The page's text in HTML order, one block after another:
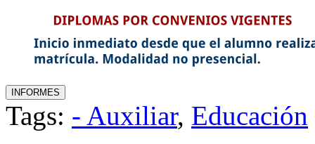
Tags: - Auxiliar, Educación